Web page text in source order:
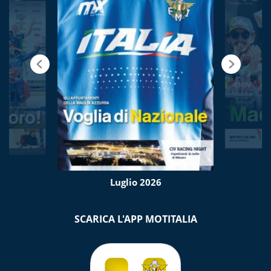
Luglio 2026
SCARICA L'APP MOTITALIA